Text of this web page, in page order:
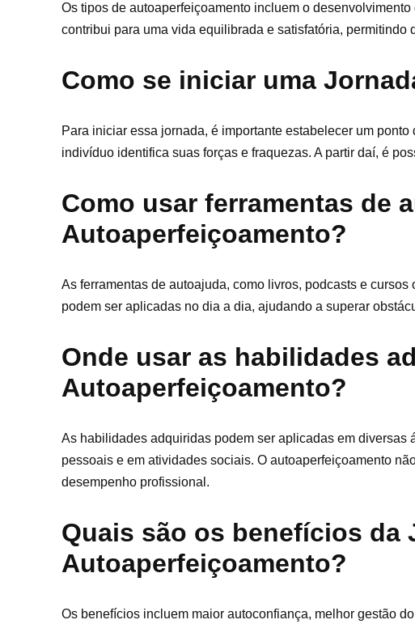
Os tipos de autoaperfeiçoamento incluem o
contribui para uma vida equilibrada e satisfatória,
Como se iniciar uma
Para iniciar essa jornada, é importante estabelecer um
indivíduo identifica suas forças e fraquezas. A partir daí, é
Como usar ferramentas de
Autoaperfeiçoamento?
As ferramentas de autoajuda, como livros, podcasts e
podem ser aplicadas no dia a dia, ajudando a superar
Onde usar as habilidades
Autoaperfeiçoamento?
As habilidades adquiridas podem ser aplicadas em
pessoais e em atividades sociais. O autoaperfeiçoamento
desempenho profissional.
Quais são os benefícios da
Autoaperfeiçoamento?
Os benefícios incluem maior autoconfiança, melhor gestão